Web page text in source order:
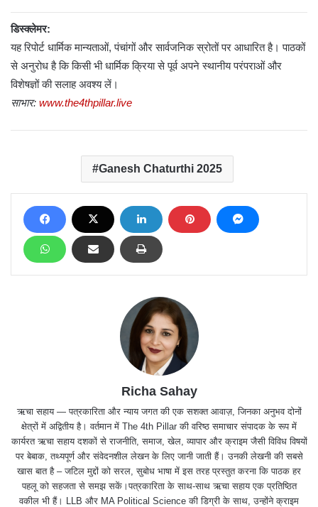
डिस्क्लेमर:
यह रिपोर्ट धार्मिक मान्यताओं, पंचांगों और सार्वजनिक स्रोतों पर आधारित है। पाठकों
से अनुरोध है कि किसी भी धार्मिक क्रिया से पूर्व अपने स्थानीय परंपराओं और
विशेषज्ञों की सलाह अवश्य लें।
साभार: www.the4thpillar.live
Ganesh Chaturthi 2025
Richa Sahay
ऋचा सहाय — पत्रकारिता और न्याय जगत की एक सशक्त आवाज़, जिनका अनुभव दोनों
क्षेत्रों में अद्वितीय है। वर्तमान में The 4th Pillar की वरिष्ठ समाचार संपादक के रूप में
कार्यरत ऋचा सहाय दशकों से राजनीति, समाज, खेल, व्यापार और क्राइम जैसी विविध विषयों
पर बेबाक, तथ्यपूर्ण और संवेदनशील लेखन के लिए जानी जाती हैं। उनकी लेखनी की सबसे
खास बात है – जटिल मुद्दों को सरल, सुबोध भाषा में इस तरह प्रस्तुत करना कि पाठक हर
पहलू को सहजता से समझ सकें।पत्रकारिता के साथ-साथ ऋचा सहाय एक प्रतिष्ठित
वकील भी हैं। LLB और MA Political Science की डिग्री के साथ, उन्होंने क्राइम